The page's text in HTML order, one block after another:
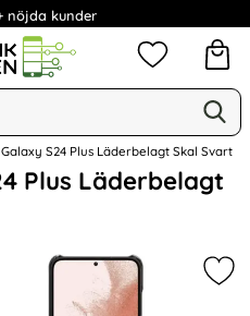
nöjda kunder
Mina
S24 Plus Läderbelagt Skal Svart
Plus Läderbelagt